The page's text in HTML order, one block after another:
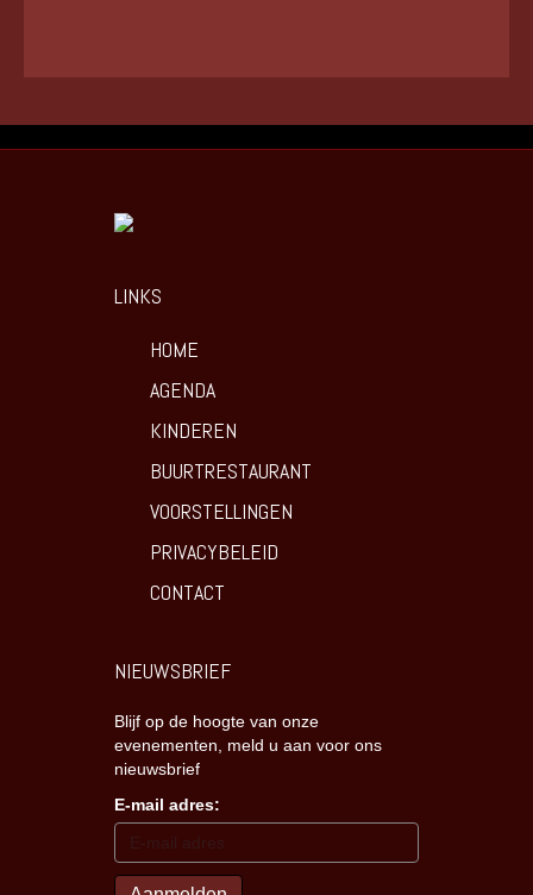
LINKS
HOME
AGENDA
KINDEREN
BUURTRESTAURANT
VOORSTELLINGEN
PRIVACYBELEID
CONTACT
NIEUWSBRIEF
Blijf op de hoogte van onze
evenementen, meld u aan voor ons
nieuwsbrief
E-mail adres: